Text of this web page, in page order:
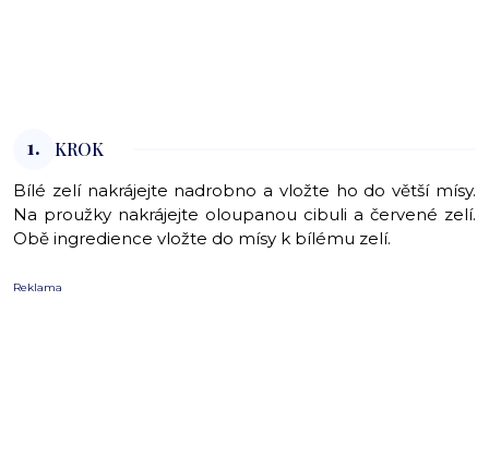
1. KROK
Bílé zelí nakrájejte nadrobno a vložte ho do větší mísy.
Na proužky nakrájejte oloupanou cibuli a červené zelí.
Obě ingredience vložte do mísy k bílému zelí.
Reklama